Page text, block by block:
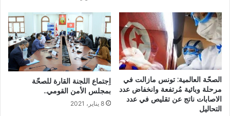
الصحّة العالمية: تونس مازالت في
مرحلة وبائية مُرتفعة وانخفاض عدد
الاصابات ناتج عن تقليص في عدد
التحاليل
اِجتماع اللجنة القارة للصحّة
بمجلس الأمن القومي..
8 يناير، 2021